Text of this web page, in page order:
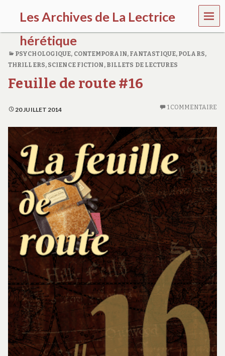
Les Archives de La Lectrice
hérétique
(
2
0
0
-
0
2
)
MEN
U
PSYCHOLOGIQUE, CONTEMPORAIN, FANTASTIQUE, POLARS,
THRILLERS, SCIENCE FICTION , BILLETS DE LECTURES
Feuille de route #16
20 JUILLET 2014 1 COMMENTAIRE